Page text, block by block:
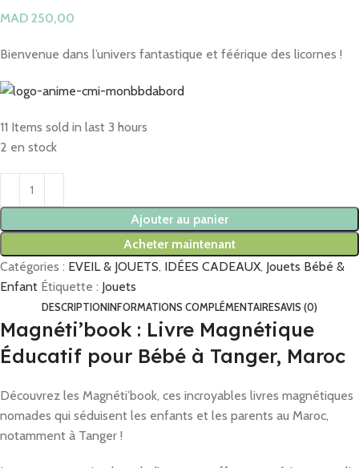
MAD
Bienvenue dans l’univers fantastique et féérique des licornes !
11 Items sold in last 3 hours
2 en stock
Ajouter au panier
Acheter maintenant
Catégories : EVEIL & JOUETS, IDÉES CADEAUX, Jouets Bébé &
Enfant Étiquette : Jouets
DESCRIPTIONINFORMATIONS COMPLÉMENTAIRESAVIS (0)
Magnéti’book : Livre Magnétique
Éducatif pour Bébé à Tanger, Maroc
Découvrez les Magnéti’book, ces incroyables livres magnétiques
nomades qui séduisent les enfants et les parents au Maroc,
notamment à Tanger !